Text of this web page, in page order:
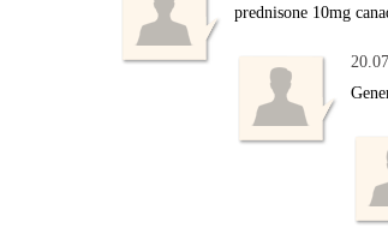
prednisone 10mg